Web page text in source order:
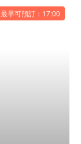
最早可預訂：17:00